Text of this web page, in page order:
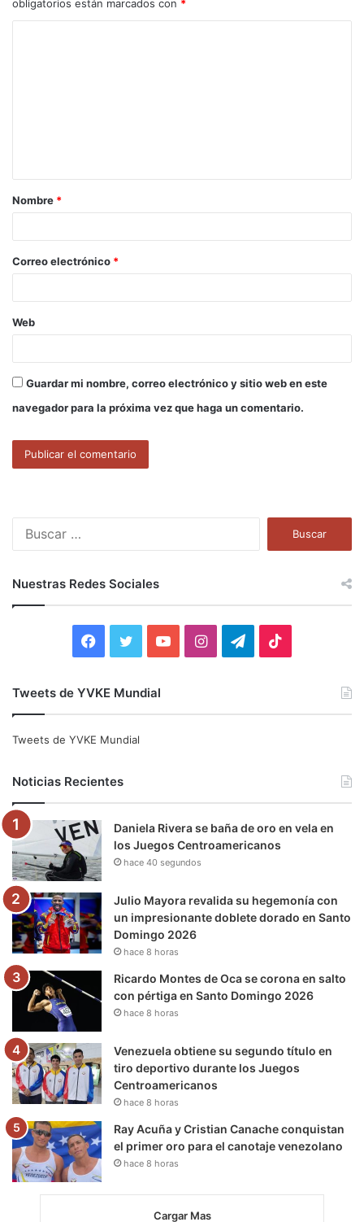
obligatorios están marcados con *
a
r
*
Nombre *
Correo electrónico *
Web
Guardar mi nombre, correo electrónico y sitio web en este
navegador para la próxima vez que haga un comentario.
:
Nuestras Redes Sociales
e
o
o
k
t
e
r
b
e
I
g
r
m
r
a
k
Tweets de YVKE Mundial
Tweets de YVKE Mundial
Noticias Recientes
Daniela Rivera se baña de oro en vela en
los Juegos Centroamericanos
hace 40 segundos
Julio Mayora revalida su hegemonía con
un impresionante doblete dorado en Santo
Domingo 2026
hace 8 horas
Ricardo Montes de Oca se corona en salto
con pértiga en Santo Domingo 2026
hace 8 horas
Venezuela obtiene su segundo título en
tiro deportivo durante los Juegos
Centroamericanos
hace 8 horas
Ray Acuña y Cristian Canache conquistan
el primer oro para el canotaje venezolano
hace 8 horas
Cargar Mas